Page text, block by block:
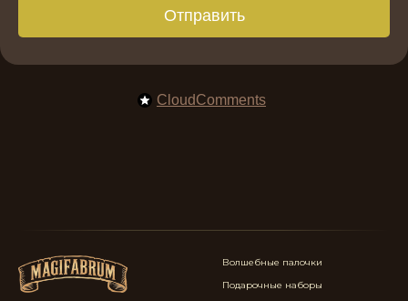
Отправить
CloudComments
Волшебные палочки
Подарочные наборы